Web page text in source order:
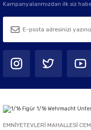
Kampanyalarımızdan ilk siz
EMNİYETEVLERİ MAHALLESİ